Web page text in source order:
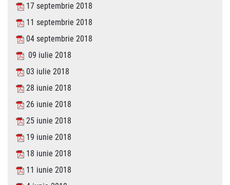
17 septembrie 2018
11 septembrie 2018
04 septembrie 2018
09 iulie 2018
03 iulie 2018
28 iunie 2018
26 iunie 2018
25 iunie 2018
19 iunie 2018
18 iunie 2018
11 iunie 2018